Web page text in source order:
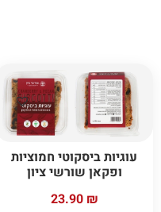
עוגיות ביסקוטי חמוציות
ופקאן שורשי ציון
23.90 ₪